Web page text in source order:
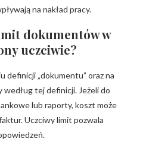
na nakład pracy.
dokumentów w
uczciwie?
definicji „dokumentu” oraz na
tej definicji. Jeżeli do
lub raporty, koszt może
Uczciwy limit pozwala